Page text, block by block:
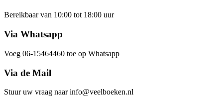
Bereikbaar van 10:00 tot 18:00 uur
Via Whatsapp
Voeg 06-15464460 toe op Whatsapp
Via de Mail
Stuur uw vraag naar info@veelboeken.nl